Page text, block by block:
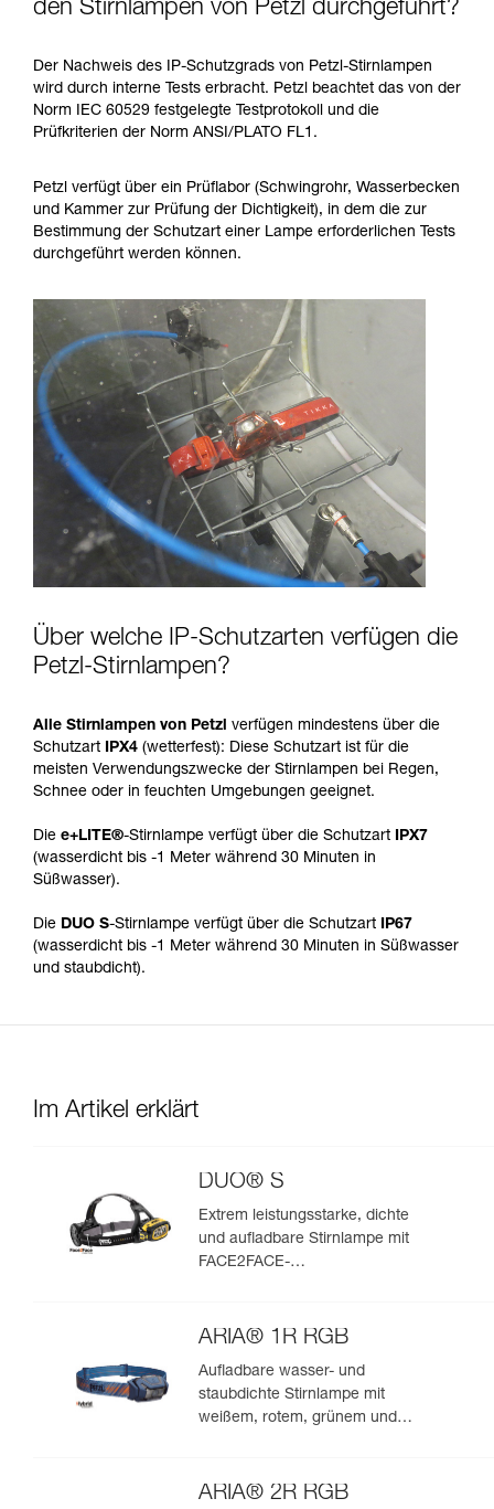
den Stirnlampen von Petzl durchgeführt?
Der Nachweis des IP-Schutzgrads von Petzl-Stirnlampen
wird durch interne Tests erbracht. Petzl beachtet das von der
Norm IEC 60529 festgelegte Testprotokoll und die
Prüfkriterien der Norm ANSI/PLATO FL1.
Petzl verfügt über ein Prüflabor (Schwingrohr, Wasserbecken
und Kammer zur Prüfung der Dichtigkeit), in dem die zur
Bestimmung der Schutzart einer Lampe erforderlichen Tests
durchgeführt werden können.
Über welche IP-Schutzarten verfügen die
Petzl-Stirnlampen?
Alle Stirnlampen von Petzl verfügen mindestens über die
Schutzart IPX4 (wetterfest): Diese Schutzart ist für die
meisten Verwendungszwecke der Stirnlampen bei Regen,
Schnee oder in feuchten Umgebungen geeignet.
Die e+LITE®-Stirnlampe verfügt über die Schutzart IPX7
(wasserdicht bis -1 Meter während 30 Minuten in
Süßwasser).
Die DUO S-Stirnlampe verfügt über die Schutzart IP67
(wasserdicht bis -1 Meter während 30 Minuten in Süßwasser
und staubdicht).
Im Artikel erklärt
DUO® S
Extrem leistungsstarke, dichte
und aufladbare Stirnlampe mit
FACE2FACE-
ARIA® 1R RGB
Aufladbare wasser- und
staubdichte Stirnlampe mit
weißem, rotem, grünem und
ARIA® 2R RGB